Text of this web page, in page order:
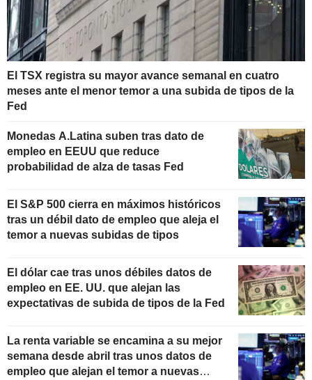
El TSX registra su mayor avance semanal en cuatro
meses ante el menor temor a una subida de tipos de la
Fed
Monedas A.Latina suben tras dato de
empleo en EEUU que reduce
probabilidad de alza de tasas Fed
El S&P 500 cierra en máximos históricos
tras un débil dato de empleo que aleja el
temor a nuevas subidas de tipos
El dólar cae tras unos débiles datos de
empleo en EE. UU. que alejan las
expectativas de subida de tipos de la Fed
La renta variable se encamina a su mejor
semana desde abril tras unos datos de
empleo que alejan el temor a nuevas